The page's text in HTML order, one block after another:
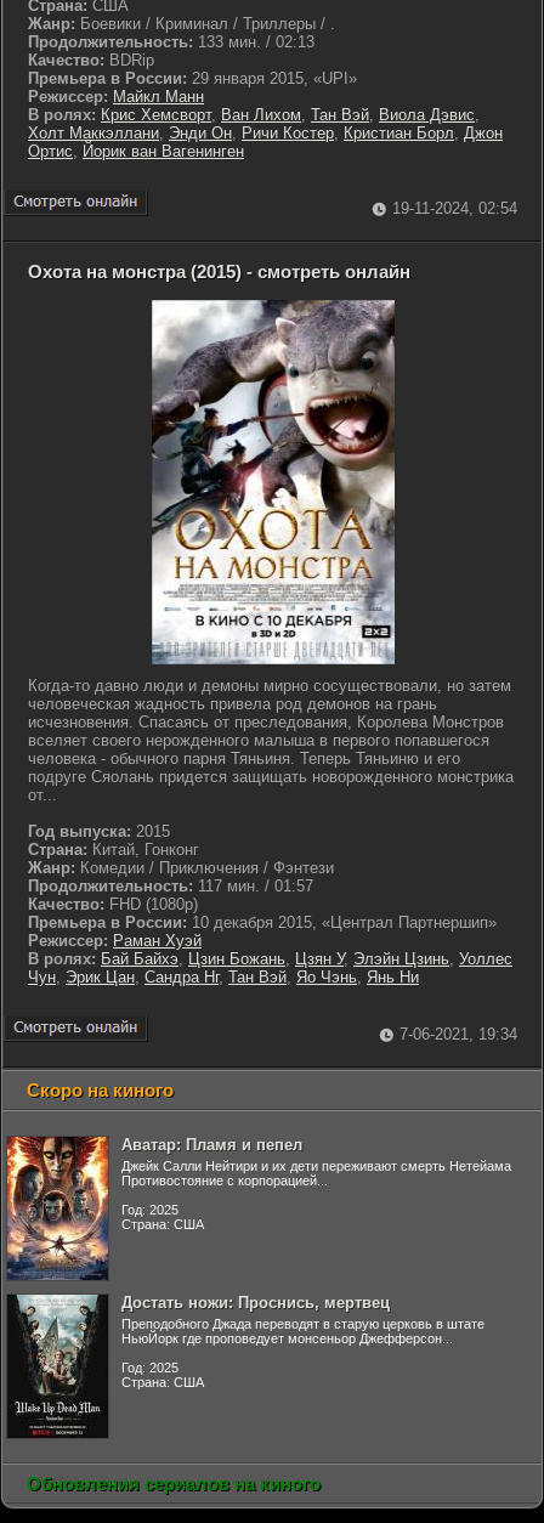
Страна: США
Жанр: Боевики / Криминал / Триллеры / .
Продолжительность: 133 мин. / 02:13
Качество: BDRip
Премьера в России: 29 января 2015, «UPI»
Режиссер: Майкл Манн
В ролях: Крис Хемсворт, Ван Лихом, Тан Вэй, Виола Дэвис,
Холт Маккэллани, Энди Он, Ричи Костер, Кристиан Борл, Джон
Ортис, Йорик ван Вагенинген
19-11-2024, 02:54
Охота на монстра (2015) - смотреть онлайн
Когда-то давно люди и демоны мирно сосуществовали, но затем
человеческая жадность привела род демонов на грань
исчезновения. Спасаясь от преследования, Королева Монстров
вселяет своего нерожденного малыша в первого попавшегося
человека - обычного парня Тяньиня. Теперь Тяньиню и его
подруге Сяолань придется защищать новорожденного монстрика
от...
Год выпуска: 2015
Страна: Китай, Гонконг
Жанр: Комедии / Приключения / Фэнтези
Продолжительность: 117 мин. / 01:57
Качество: FHD (1080p)
Премьера в России: 10 декабря 2015, «Централ Партнершип»
Режиссер: Раман Хуэй
В ролях: Бай Байхэ, Цзин Божань, Цзян У, Элэйн Цзинь, Уоллес
Чун, Эрик Цан, Сандра Нг, Тан Вэй, Яо Чэнь, Янь Ни
7-06-2021, 19:34
Скоро на киного
Аватар: Пламя и пепел
Джейк Салли Нейтири и их дети переживают смерть Нетейама
Противостояние с корпорацией...
Год: 2025
Страна: США
Достать ножи: Проснись, мертвец
Преподобного Джада переводят в старую церковь в штате
НьюЙорк где проповедует монсеньор Джефферсон...
Год: 2025
Страна: США
Обновления сериалов на киного